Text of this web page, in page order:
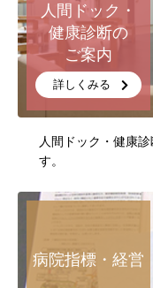
人間ドック・
健康診断の
ご案内
詳しくみる
人間ドック・健康
す。
病院指標・経営